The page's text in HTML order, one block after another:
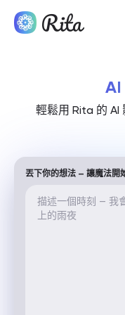
AI
輕鬆用 Rita 的 AI
丟下你的想法 — 讓魔法開